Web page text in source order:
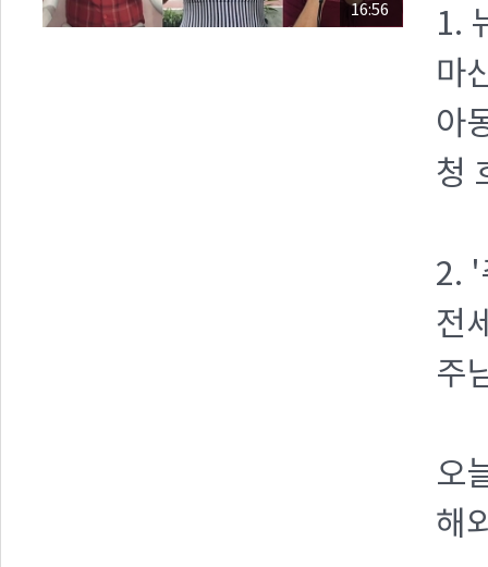
16:56
1.
마
아
청
2. '
전
주
오
해